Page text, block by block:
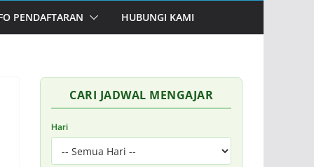
PENDAFTARAN HUBUNGI KAMI
CARI JADWAL MENGAJAR
Hari